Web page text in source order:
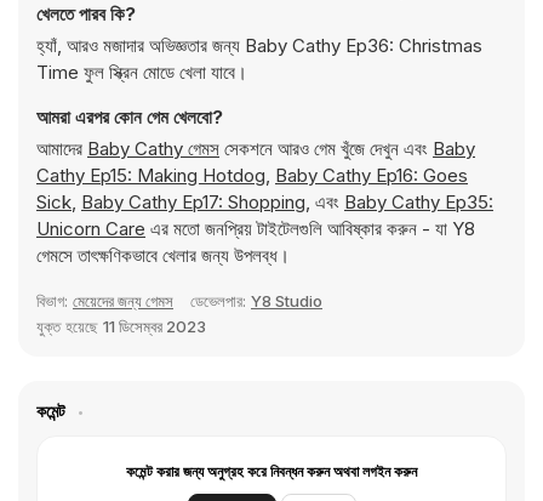
খেলতে পারব কি?
হ্যাঁ, আরও মজাদার অভিজ্ঞতার জন্য Baby Cathy Ep36: Christmas
Time ফুল স্ক্রিন মোডে খেলা যাবে।
আমরা এরপর কোন গেম খেলবো?
আমাদের Baby Cathy গেমস সেকশনে আরও গেম খুঁজে দেখুন এবং Baby
Cathy Ep15: Making Hotdog, Baby Cathy Ep16: Goes
Sick, Baby Cathy Ep17: Shopping, এবং Baby Cathy Ep35:
Unicorn Care এর মতো জনপ্রিয় টাইটেলগুলি আবিষ্কার করুন - যা Y8
গেমসে তাৎক্ষণিকভাবে খেলার জন্য উপলব্ধ।
বিভাগ: মেয়েদের জন্য গেমস ডেভেলপার: Y8 Studio
যুক্ত হয়েছে 11 ডিসেম্বর 2023
কমেন্ট
কমেন্ট করার জন্য অনুগ্রহ করে নিবন্ধন করুন অথবা লগইন করুন